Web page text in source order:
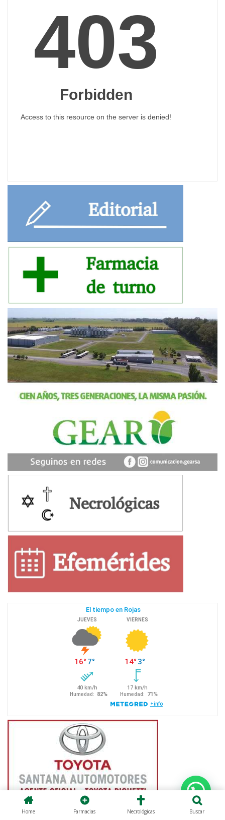
Home Farmacias Necrológicas Buscar